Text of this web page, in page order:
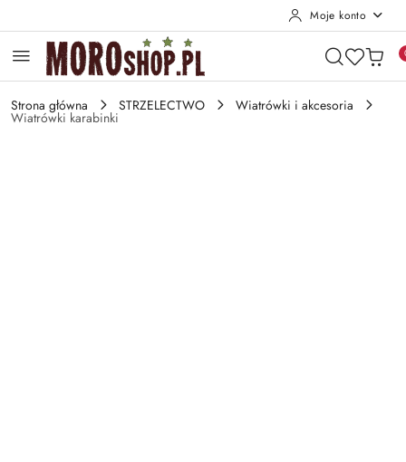
Moje konto
Strona główna STRZELECTWO Wiatrówki i akcesoria
Wiatrówki karabinki